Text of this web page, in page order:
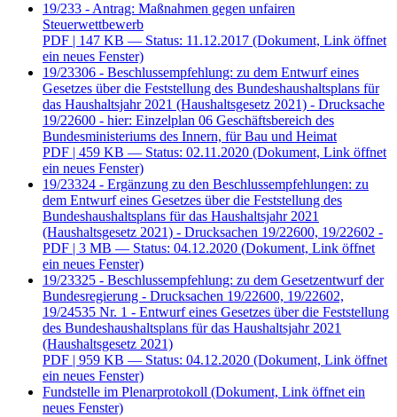
19/233 - Antrag: Maßnahmen gegen unfairen
Steuerwettbewerb
PDF | 147 KB — Status: 11.12.2017 (Dokument, Link öffnet
ein neues Fenster)
19/23306 - Beschlussempfehlung: zu dem Entwurf eines
Gesetzes über die Feststellung des Bundeshaushaltsplans für
das Haushaltsjahr 2021 (Haushaltsgesetz 2021) - Drucksache
19/22600 - hier: Einzelplan 06 Geschäftsbereich des
Bundesministeriums des Innern, für Bau und Heimat
PDF | 459 KB — Status: 02.11.2020 (Dokument, Link öffnet
ein neues Fenster)
19/23324 - Ergänzung zu den Beschlussempfehlungen: zu
dem Entwurf eines Gesetzes über die Feststellung des
Bundeshaushaltsplans für das Haushaltsjahr 2021
(Haushaltsgesetz 2021) - Drucksachen 19/22600, 19/22602 -
PDF | 3 MB — Status: 04.12.2020 (Dokument, Link öffnet
ein neues Fenster)
19/23325 - Beschlussempfehlung: zu dem Gesetzentwurf der
Bundesregierung - Drucksachen 19/22600, 19/22602,
19/24535 Nr. 1 - Entwurf eines Gesetzes über die Feststellung
des Bundeshaushaltsplans für das Haushaltsjahr 2021
(Haushaltsgesetz 2021)
PDF | 959 KB — Status: 04.12.2020 (Dokument, Link öffnet
ein neues Fenster)
Fundstelle im Plenarprotokoll (Dokument, Link öffnet ein
neues Fenster)